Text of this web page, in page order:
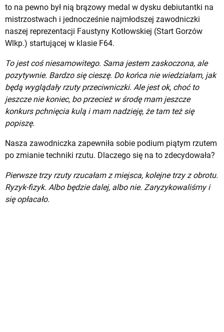
to na pewno był nią brązowy medal w dysku debiutantki na
mistrzostwach i jednocześnie najmłodszej zawodniczki
naszej reprezentacji Faustyny Kotłowskiej (Start Gorzów
Wlkp.) startującej w klasie F64.
To jest coś niesamowitego. Sama jestem zaskoczona, ale
pozytywnie. Bardzo się cieszę. Do końca nie wiedziałam, jak
będą wyglądały rzuty przeciwniczki. Ale jest ok, choć to
jeszcze nie koniec, bo przecież w środę mam jeszcze
konkurs pchnięcia kulą i mam nadzieję, że tam też się
popiszę.
Nasza zawodniczka zapewniła sobie podium piątym rzutem
po zmianie techniki rzutu. Dlaczego się na to zdecydowała?
Pierwsze trzy rzuty rzucałam z miejsca, kolejne trzy z obrotu.
Ryzyk-fizyk. Albo będzie dalej, albo nie. Zaryzykowaliśmy i
się opłacało.